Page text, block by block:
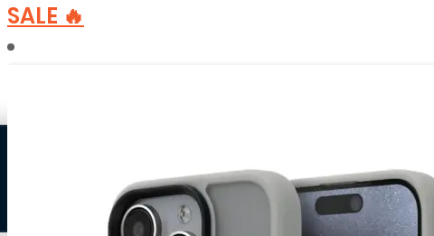
SALE 🔥
Veelgestelde vragen